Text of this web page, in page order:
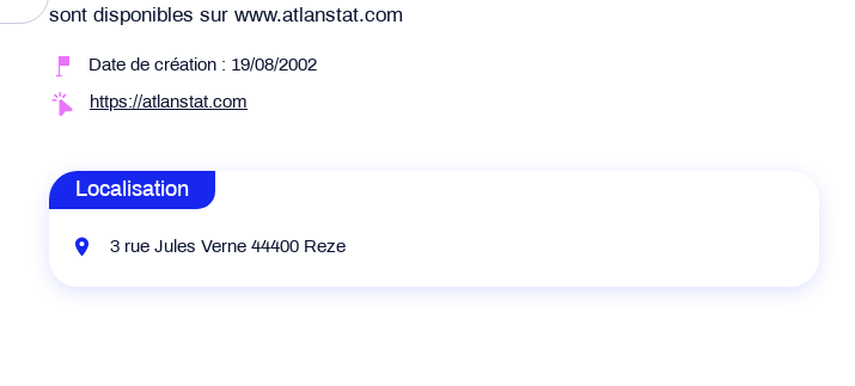
sont disponibles sur www.atlanstat.com
Date de création : 19/08/2002
https://atlanstat.com
Localisation
3 rue Jules Verne 44400 Reze